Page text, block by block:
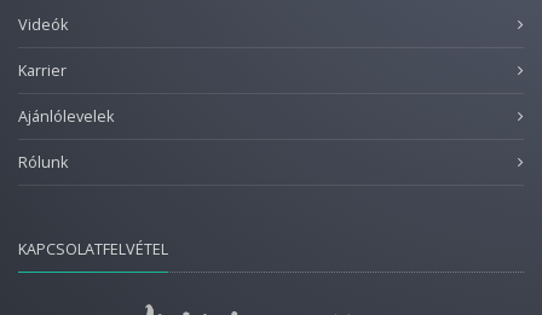
Videók
Karrier
Ajánlólevelek
Rólunk
KAPCSOLATFELVÉTEL